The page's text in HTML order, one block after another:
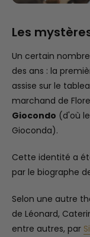
Les
Un certain
des ans : la
assise sur le
marchand de
Giocondo (d'où
Gioconda).
Cette identité a
par le biographe
Selon une autre
de Léonard,
entre autres, par